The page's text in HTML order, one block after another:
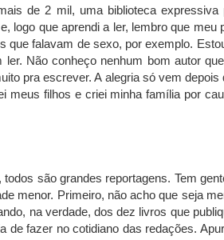
de 2 mil, uma biblioteca
logo que aprendi a ler, lembro que
falavam de sexo, por exemplo.
Não conheço nenhum bom autor
pra escrever. A alegria só vem
meus filhos e criei minha família por
todos são grandes reportagens. Tem
menor. Primeiro, não acho que seja
na verdade, dos dez livros que
de fazer no cotidiano das redações.